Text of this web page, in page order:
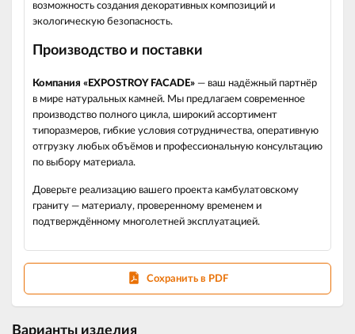
возможность создания декоративных композиций и
экологическую безопасность.
Производство и поставки
Компания «EXPOSTROY FACADE» — ваш надёжный партнёр
в мире натуральных камней. Мы предлагаем современное
производство полного цикла, широкий ассортимент
типоразмеров, гибкие условия сотрудничества, оперативную
отгрузку любых объёмов и профессиональную консультацию
по выбору материала.
Доверьте реализацию вашего проекта камбулатовскому
граниту — материалу, проверенному временем и
подтверждённому многолетней эксплуатацией.
Сохранить в PDF
Варианты изделия